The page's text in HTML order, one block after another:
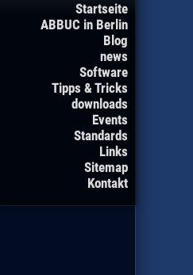
Startseite
ABBUC in Berlin
Blog
news
Software
Tipps & Tricks
downloads
Events
Standards
Links
Sitemap
Kontakt